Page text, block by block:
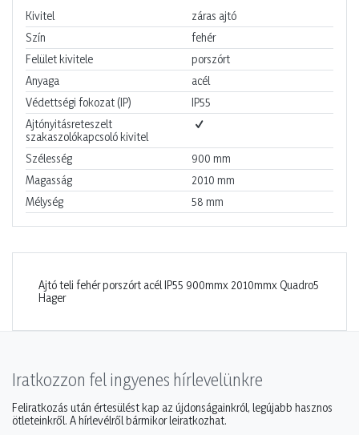
Kivitel
záras ajtó
Szín
fehér
Felület kivitele
porszórt
Anyaga
acél
Védettségi fokozat (IP)
IP55
Ajtónyitásreteszelt
szakaszolókapcsoló kivitel
Szélesség
900 mm
Magasság
2010 mm
Mélység
58 mm
Ajtó teli fehér porszórt acél IP55 900mmx 2010mmx Quadro5
Hager
Iratkozzon fel ingyenes hírlevelünkre
Feliratkozás után értesülést kap az újdonságainkról, legújabb hasznos
ötleteinkről. A hírlevélről bármikor leiratkozhat.